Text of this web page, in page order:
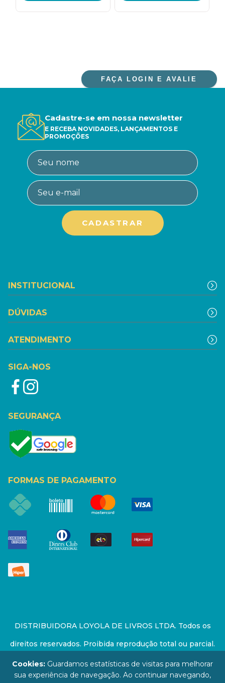
FAÇA LOGIN E AVALIE
Cadastre-se em nossa newsletter
E RECEBA NOVIDADES, LANÇAMENTOS E
PROMOÇÕES
INSTITUCIONAL
DÚVIDAS
ATENDIMENTO
SIGA-NOS
SEGURANÇA
FORMAS DE PAGAMENTO
DISTRIBUIDORA LOYOLA DE LIVROS LTDA. Todos os
direitos reservados. Proibida reprodução total ou parcial.
Preços e estoque sujeito a alterações sem aviso prévio.
67.946.814/0001-94 - LOJA - Rua Senador Feijó - São
Cookies: Guardamos estatísticas de visitas para melhorar
sua experiência de navegação. Ao continuar navegando,